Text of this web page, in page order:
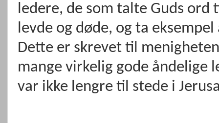
ledere, de som talte Guds ord
levde og døde, og ta
Dette er skrevet til
mange virkelig gode åndelige
var ikke lengre til stede i